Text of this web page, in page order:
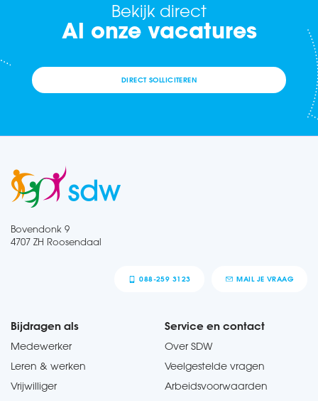
Bekijk direct
Al onze vacatures
DIRECT SOLLICITEREN
Bovendonk 9
4707 ZH Roosendaal
088-259 3123 MAIL JE VRAAG
Bijdragen als
Medewerker
Leren & werken
Vrijwilliger
Service en contact
Over SDW
Veelgestelde vragen
Arbeidsvoorwaarden